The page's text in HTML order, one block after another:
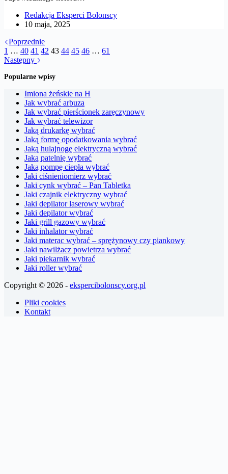
Redakcja Eksperci Bolonscy
10 maja, 2025
Poprzednie
1 … 40 41 42 43 44 45 46 … 61
Następny
Popularne wpisy
Imiona żeńskie na H
Jak wybrać arbuza
Jak wybrać pierścionek zaręczynowy
Jak wybrać telewizor
Jaką drukarkę wybrać
Jaką formę opodatkowania wybrać
Jaką hulajnogę elektryczną wybrać
Jaką patelnię wybrać
Jaką pompę ciepła wybrać
Jaki ciśnieniomierz wybrać
Jaki cynk wybrać – Pan Tabletka
Jaki czajnik elektryczny wybrać
Jaki depilator laserowy wybrać
Jaki depilator wybrać
Jaki grill gazowy wybrać
Jaki inhalator wybrać
Jaki materac wybrać – sprężynowy czy piankowy
Jaki nawilżacz powietrza wybrać
Jaki piekarnik wybrać
Jaki roller wybrać
Copyright © 2026 - ekspercibolonscy.org.pl
Pliki cookies
Kontakt